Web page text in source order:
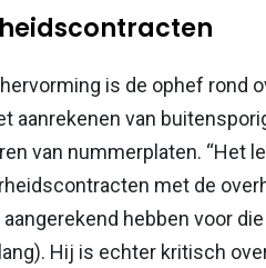
is de ophef rond
aanrekenen van
van nummerplaten. “Het
met de
hebben voor
Hij is echter kritisch